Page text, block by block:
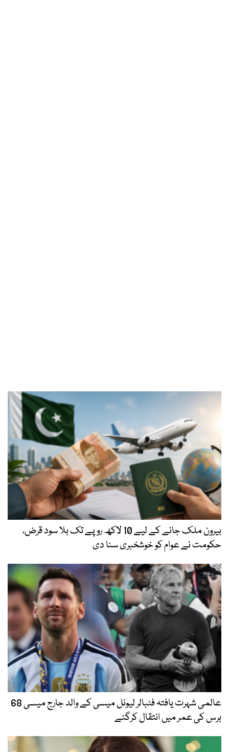
بیرون ملک جانے کے لیے 10 لاکھ روپے تک بلا سود قرض،
حکومت نے عوام کو خوشخبری سنا دی
عالمی شہرت یافتہ فٹبالر لیونل میسی کے والد جارج میسی 68
برس کی عمر میں انتقال کرگئے